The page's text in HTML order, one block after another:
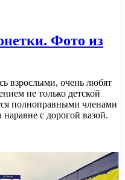
Фото из
взрослыми, очень любят
не только детской
полноправными членами
с дорогой вазой.